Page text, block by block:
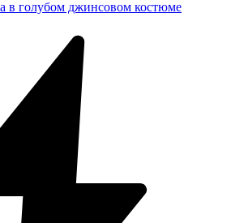
в голубом джинсовом костюме